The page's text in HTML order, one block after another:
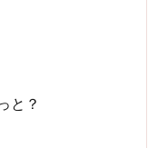
と？